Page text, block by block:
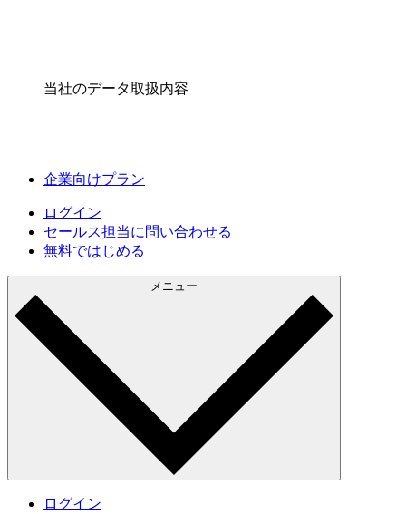
当社のデータ取扱内容
企業向けプラン
ログイン
セールス担当に問い合わせる
無料ではじめる
メニュー
ログイン